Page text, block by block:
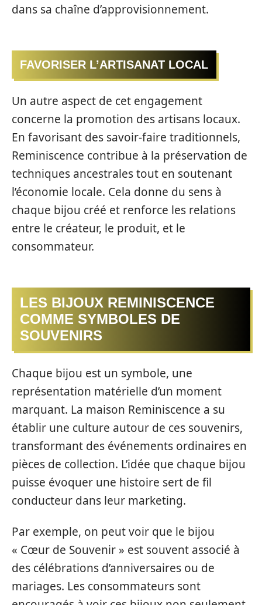
dans sa chaîne d’approvisionnement.
FAVORISER L’ARTISANAT LOCAL
Un autre aspect de cet engagement
concerne la promotion des artisans locaux.
En favorisant des savoir-faire traditionnels,
Reminiscence contribue à la préservation de
techniques ancestrales tout en soutenant
l’économie locale. Cela donne du sens à
chaque bijou créé et renforce les relations
entre le créateur, le produit, et le
consommateur.
LES BIJOUX REMINISCENCE
COMME SYMBOLES DE
SOUVENIRS
Chaque bijou est un symbole, une
représentation matérielle d’un moment
marquant. La maison Reminiscence a su
établir une culture autour de ces souvenirs,
transformant des événements ordinaires en
pièces de collection. L’idée que chaque bijou
puisse évoquer une histoire sert de fil
conducteur dans leur marketing.
Par exemple, on peut voir que le bijou
« Cœur de Souvenir » est souvent associé à
des célébrations d’anniversaires ou de
mariages. Les consommateurs sont